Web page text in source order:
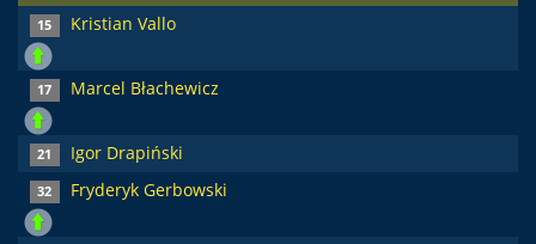
15 Kristian Vallo
17 Marcel Błachewicz
21 Igor Drapiński
32 Fryderyk Gerbowski